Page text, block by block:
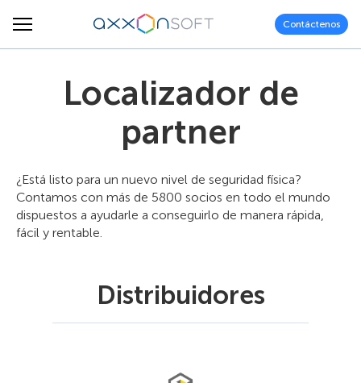
Contáctenos
Localizador de
partner
¿Está listo para un nuevo nivel de seguridad física?
Contamos con más de 5800 socios en todo el mundo
dispuestos a ayudarle a conseguirlo de manera rápida,
fácil y rentable.
Distribuidores